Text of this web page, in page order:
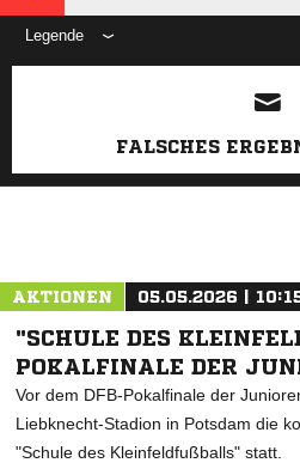
Legende
ANZEIGE
FALSCHES
AKTIONEN 05.05.2026 |
"SCHULE DES
OKALFINALE DER
Vor dem DFB-Pokalfinale der
Liebknecht-Stadion in Potsdam die
"Schule des Kleinfeldfußballs" statt.